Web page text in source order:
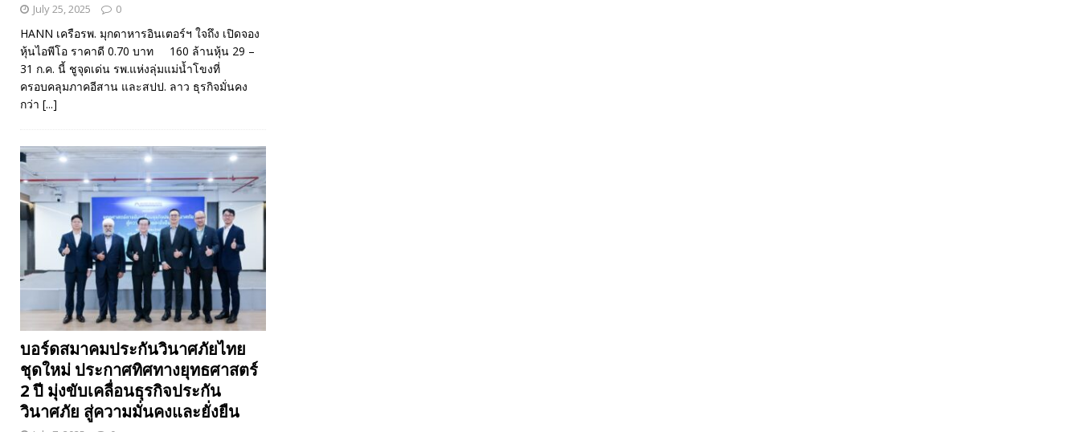
July 25, 2025 0
HANN เครือรพ. มุกดาหารอินเตอร์ฯ ใจถึง เปิดจอง
หุ้นไอพีโอ ราคาดี 0.70 บาท 160 ล้านหุ้น 29 –
31 ก.ค. นี้ ชูจุดเด่น รพ.แห่งลุ่มแม่น้ำโขงที่
ครอบคลุมภาคอีสาน และสปป. ลาว ธุรกิจมั่นคง
กว่า [...]
บอร์ดสมาคมประกันวินาศภัยไทย
ชุดใหม่ ประกาศทิศทางยุทธศาสตร์
2 ปี มุ่งขับเคลื่อนธุรกิจประกัน
วินาศภัย สู่ความมั่นคงและยั่งยืน